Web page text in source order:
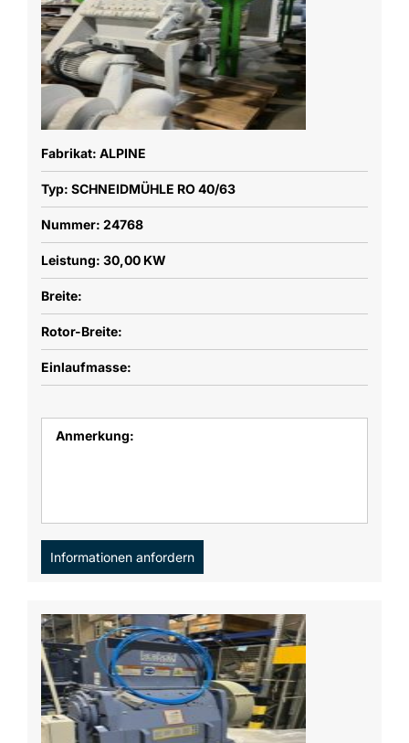
Fabrikat: ALPINE
Typ: SCHNEIDMÜHLE RO 40/63
Nummer: 24768
Leistung: 30,00 KW
Breite:
Rotor-Breite:
Einlaufmasse:
Anmerkung:
Informationen anfordern